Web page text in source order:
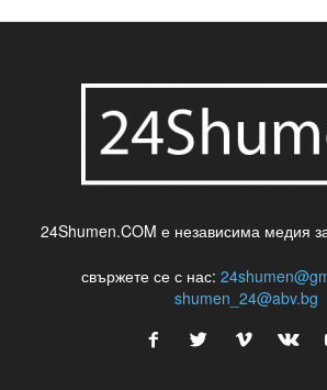
24Shumen.COM е независима медия
свържете се с нас:
shumen_24@abv.bg